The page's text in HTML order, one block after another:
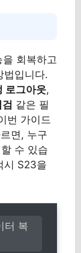
회복하고
법입니다.
로그아웃,
같은 필
번 가이드
면, 누구
수 있습
시 S23을
터 복